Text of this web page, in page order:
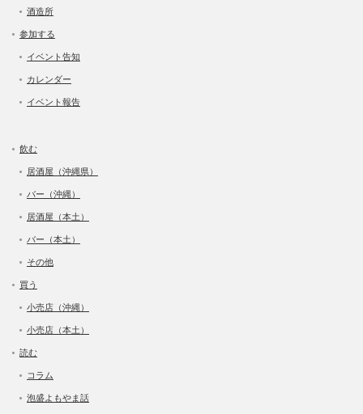
酒造所
参加する
イベント告知
カレンダー
イベント報告
飲む
居酒屋（沖縄県）
バー（沖縄）
居酒屋（本土）
バー（本土）
その他
買う
小売店（沖縄）
小売店（本土）
読む
コラム
泡盛よもやま話